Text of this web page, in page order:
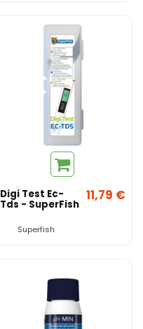
Digi Test Ec-
Tds - SuperFish
Superfish
11,79 €